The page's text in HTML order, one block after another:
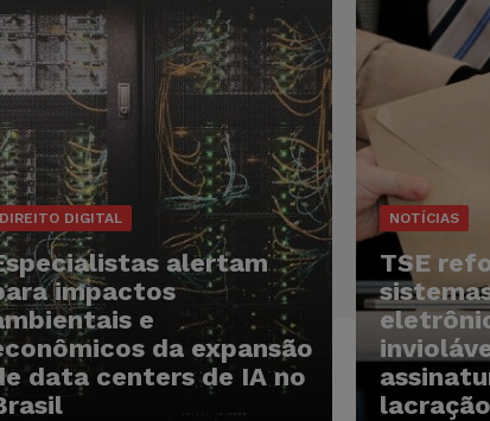
DIREITO DIGITAL
alertam
impactos
e
da expansão
data centers de IA no
NOTÍCIAS
TSE
lacração